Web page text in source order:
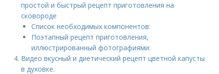
простой и быстрый рецепт приготовления на
сковороде
Список необходимых компонентов:
Поэтапный рецепт приготовления,
иллюстрированный фотографиями:
Видео вкусный и диетический рецепт цветной капусты
в духовке.